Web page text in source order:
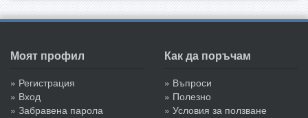
Моят профил
» Регистрация
» Вход
» Забравена парола
Как да поръчам
» Въпроси
» Полезно
» Условия за ползване